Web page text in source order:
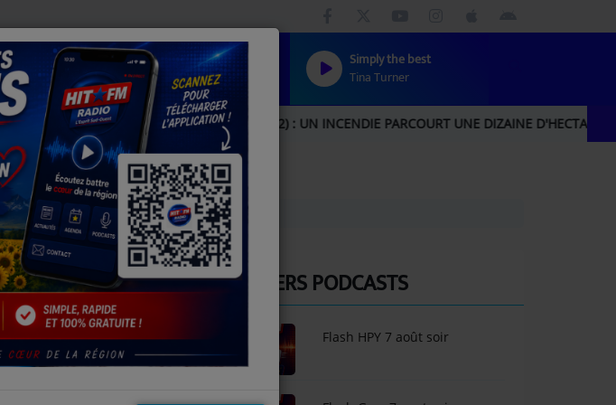
Simply the best
Tina Turner
BERDOUES (32) : UN INCENDIE PARCOURT UNE DIZAINE D'HECTARES, UNE
départemental adjoint du SDIS 32
DERNIERS PODCASTS
Flash HPY 7 août soir